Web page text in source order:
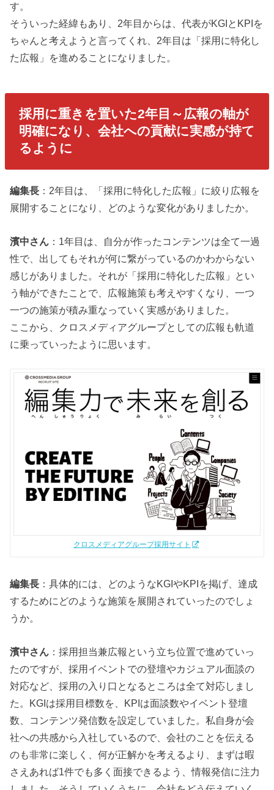
す。
そういった経緯もあり、2年目からは、代表がKGIとKPIを
ちゃんと考えようと言ってくれ、2年目は「採用に特化し
た広報」を進めることになりました。
採用に重きを置いた2年目～広報の軸が
明確になり、会社への貢献に実感が持て
るように
編集長 ：2年目は、「採用に特化した広報」に絞り広報を
展開することになり、どのような変化がありましたか。
濱中さん ：1年目は、自分が作ったコンテンツは全て一過
性で、出してもそれが何に繋がっているのかわからない
感じがありました。それが「採用に特化した広報」とい
う軸ができたことで、広報施策も考えやすくなり、一つ
一つの施策が積み重なっていく実感がありました。
ここから、クロスメディアグループとしての広報も軌道
に乗っていったように思います。
クロスメディアグループ採用サイト
編集長 ：具体的には、どのようなKGIやKPIを掲げ、達成
するためにどのような施策を展開されていったのでしょ
うか。
濱中さん ：採用担当兼広報という立ち位置で進めていっ
たのですが、採用イベントでの登壇やカジュアル面談の
対応など、採用の入り口となるところは全て対応しまし
た。KGIは採用目標数を、KPIは面談数やイベント登壇
数、コンテンツ発信数を設定していました。私自身が会
社への共感から入社しているので、会社のことを伝える
のも非常に楽しく、何が正解かを考えるより、まずは暇
さえあれば1件でも多く面接できるよう、情報発信に注力